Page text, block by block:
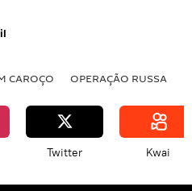
CAROÇO OPERAÇÃO RUSSA
Twitter Kwai